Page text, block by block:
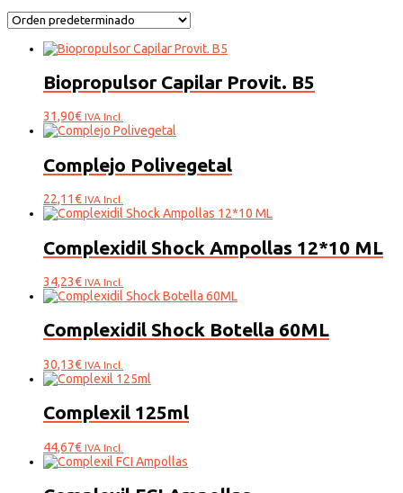
Biopropulsor Capilar Provit. B5
31,90€ IVA Incl.
Complejo Polivegetal
22,11€ IVA Incl.
Complexidil Shock Ampollas 12*10 ML
34,23€ IVA Incl.
Complexidil Shock Botella 60ML
30,13€ IVA Incl.
Complexil 125ml
44,67€ IVA Incl.